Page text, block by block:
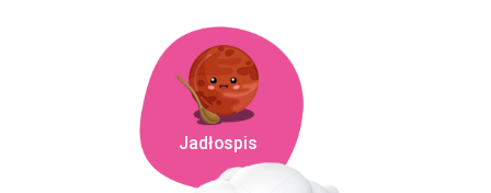
Jadłospis